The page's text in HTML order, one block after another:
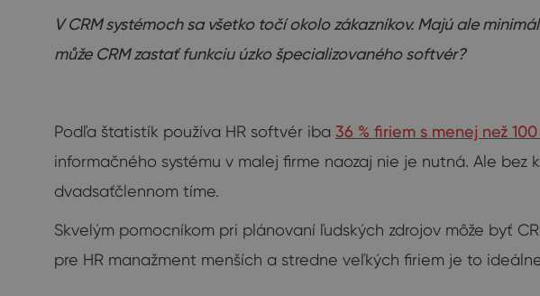
V CRM systémoch sa všetko točí okolo zákazníkov. Majú ale
může CRM zastať funkciu úzko špecializovaného softvér?
Podľa štatistík používa HR softvér iba 36 % firiem s menej než
informačného systému v malej firme naozaj nie je nutná. Ale
dvadsaťčlennom tíme.
Skvelým pomocníkom pri plánovaní ľudských zdrojov môže byť
pre HR manažment menších a stredne veľkých firiem je to